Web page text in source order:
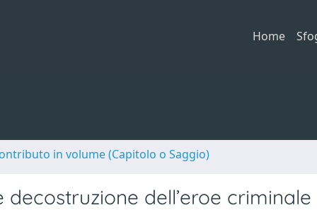
Home
in volume (Capitolo o Saggio)
dell’eroe criminale